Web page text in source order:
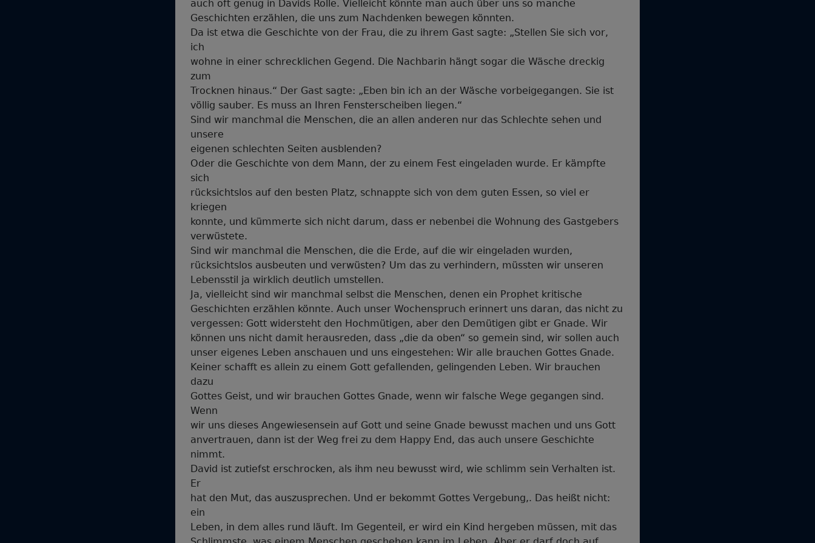
auch oft genug in Davids Rolle. Vielleicht könnte man auch über uns so manche
Geschichten erzählen, die uns zum Nachdenken bewegen könnten.
Da ist etwa die Geschichte von der Frau, die zu ihrem Gast sagte: „Stellen Sie sich vor,
ich
wohne in einer schrecklichen Gegend. Die Nachbarin hängt sogar die Wäsche dreckig
zum
Trocknen hinaus.“ Der Gast sagte: „Eben bin ich an der Wäsche vorbeigegangen. Sie ist
völlig sauber. Es muss an Ihren Fensterscheiben liegen.“
Sind wir manchmal die Menschen, die an allen anderen nur das Schlechte sehen und
unsere
eigenen schlechten Seiten ausblenden?
Oder die Geschichte von dem Mann, der zu einem Fest eingeladen wurde. Er kämpfte
sich
rücksichtslos auf den besten Platz, schnappte sich von dem guten Essen, so viel er
kriegen
konnte, und kümmerte sich nicht darum, dass er nebenbei die Wohnung des Gastgebers
verwüstete.
Sind wir manchmal die Menschen, die die Erde, auf die wir eingeladen wurden,
rücksichtslos ausbeuten und verwüsten? Um das zu verhindern, müssten wir unseren
Lebensstil ja wirklich deutlich umstellen.
Ja, vielleicht sind wir manchmal selbst die Menschen, denen ein Prophet kritische
Geschichten erzählen könnte. Auch unser Wochenspruch erinnert uns daran, das nicht zu
vergessen: Gott widersteht den Hochmütigen, aber den Demütigen gibt er Gnade. Wir
können uns nicht damit herausreden, dass „die da oben“ so gemein sind, wir sollen auch
unser eigenes Leben anschauen und uns eingestehen: Wir alle brauchen Gottes Gnade.
Keiner schafft es allein zu einem Gott gefallenden, gelingenden Leben. Wir brauchen
dazu
Gottes Geist, und wir brauchen Gottes Gnade, wenn wir falsche Wege gegangen sind.
Wenn
wir uns dieses Angewiesensein auf Gott und seine Gnade bewusst machen und uns Gott
anvertrauen, dann ist der Weg frei zu dem Happy End, das auch unsere Geschichte
nimmt.
David ist zutiefst erschrocken, als ihm neu bewusst wird, wie schlimm sein Verhalten ist.
Er
hat den Mut, das auszusprechen. Und er bekommt Gottes Vergebung,. Das heißt nicht:
ein
Leben, in dem alles rund läuft. Im Gegenteil, er wird ein Kind hergeben müssen, mit das